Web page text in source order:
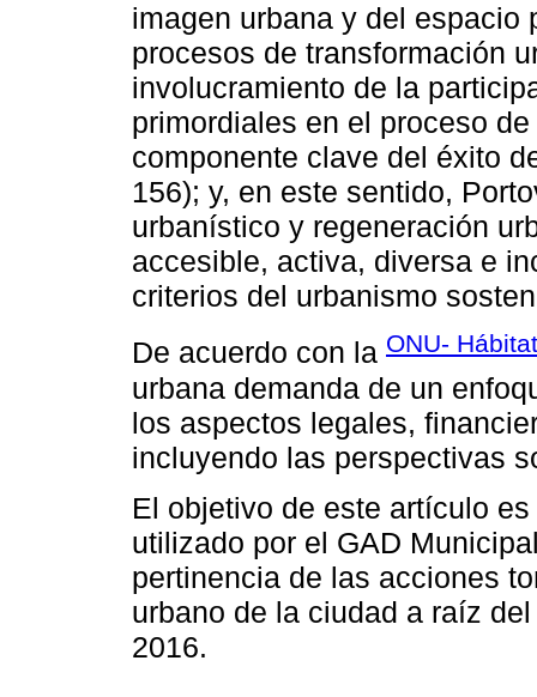
imagen urbana y del
procesos de transformación
involucramiento de la
primordiales en el proceso
componente clave del éxito
156); y, en este sentido,
urbanístico y regeneración
accesible, activa, diversa e
criterios del urbanismo
De acuerdo con la ONU-
urbana demanda de un
los aspectos legales,
incluyendo las perspectivas
El objetivo de este artículo
utilizado por el GAD
pertinencia de las acciones
urbano de la ciudad a raíz
2016.